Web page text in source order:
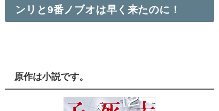
ンリと9番ノブオは早く来たのに！
原作は小説です。